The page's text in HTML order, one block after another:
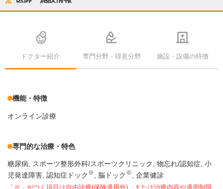
ドクター紹介 専門分野・得意分野 施設・設備の特徴
機能・特徴
オンライン診療
専門的な治療・特色
糖尿病 スポーツ整形外科/スポーツクリニック 物忘れ/認知症 小
児発達障害 認知症ドック ※ 脳ドック ※ 企業健診